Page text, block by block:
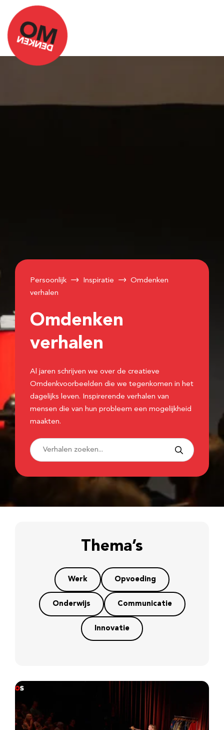
Persoonlijk Inspiratie
Omdenken
verhalen
Omdenken
verhalen
Al jaren schrijven we over de creatieve
Omdenkvoorbeelden die we tegenkomen in het
dagelijks leven. Inspirerende verhalen van
mensen die van hun probleem een mogelijkheid
maakten.
Thema’s
Werk Opvoeding
Onderwijs Communicatie
Innovatie